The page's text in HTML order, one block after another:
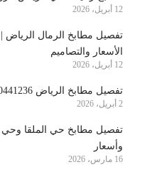
12 أبريل، 2026
الأسعار والتصاميم
12 أبريل، 2026
تفصيل مطابخ الرياض 0510441236
2 أبريل، 2026
تفصيل مطابخ حي الملقا
وأسعار
16 مارس، 2026